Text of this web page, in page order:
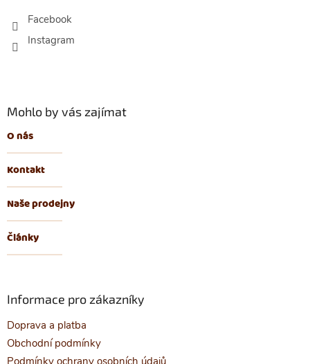
Facebook
Mohlo by vás zajímat
O nás
Kontakt
Naše prodejny
Články
Informace pro zákazníky
Doprava a platba
Obchodní podmínky
Podmínky ochrany osobních údajů